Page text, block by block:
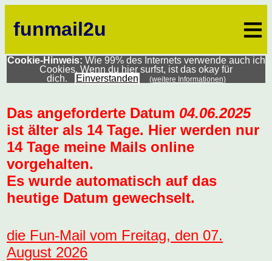
funmail2u ≡
Cookie-Hinweis: Wie 99% des Internets verwende auch ich
Cookies. Wenn du hier surfst, ist das okay für
dich.
Einverstanden (weitere Informationen)
Das angeforderte Datum 04.06.2025
ist älter als 14 Tage. Hier werden nur
14 Tage meine Mails online
vorgehalten.
Es wurde automatisch auf das
heutige Datum gewechselt.
die Fun-Mail vom Freitag, den 07.
August 2026